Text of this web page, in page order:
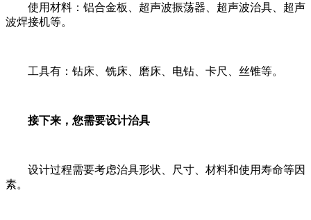
使用材料：铝合金板、超声波振荡器、超声波治具、超声
波焊接机等。
工具有：钻床、铣床、磨床、电钻、卡尺、丝锥等。
接下来，您需要设计治具
设计过程需要考虑治具形状、尺寸、材料和使用寿命等因
素。